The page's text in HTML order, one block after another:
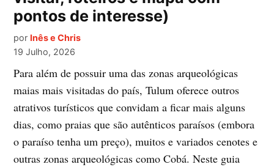
pontos de interesse)
por Inês e Chris
19 Julho, 2026
Para além de possuir uma das zonas arqueológicas
maias mais visitadas do país, Tulum oferece outros
atrativos turísticos que convidam a ficar mais alguns
dias, como praias que são autênticos paraísos (embora
o paraíso tenha um preço), muitos e variados cenotes e
outras zonas arqueológicas como Cobá. Neste guia